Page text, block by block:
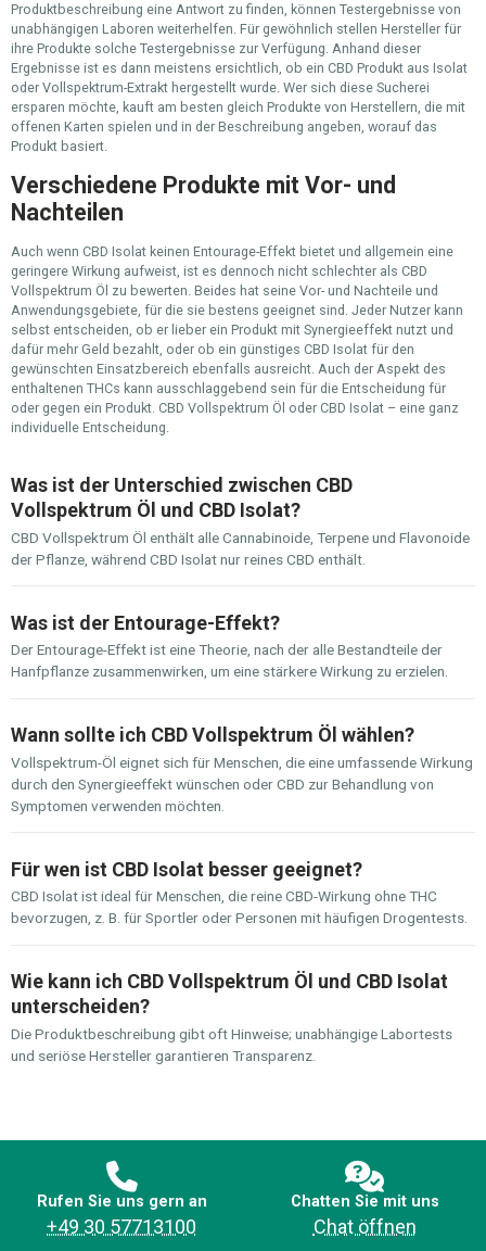
Produktbeschreibung eine Antwort zu finden, können Testergebnisse von
unabhängigen Laboren weiterhelfen. Für gewöhnlich stellen Hersteller für
ihre Produkte solche Testergebnisse zur Verfügung. Anhand dieser
Ergebnisse ist es dann meistens ersichtlich, ob ein CBD Produkt aus Isolat
oder Vollspektrum-Extrakt hergestellt wurde. Wer sich diese Sucherei
ersparen möchte, kauft am besten gleich Produkte von Herstellern, die mit
offenen Karten spielen und in der Beschreibung angeben, worauf das
Produkt basiert.
Verschiedene Produkte mit Vor- und
Nachteilen
Auch wenn CBD Isolat keinen Entourage-Effekt bietet und allgemein eine
geringere Wirkung aufweist, ist es dennoch nicht schlechter als CBD
Vollspektrum Öl zu bewerten. Beides hat seine Vor- und Nachteile und
Anwendungsgebiete, für die sie bestens geeignet sind. Jeder Nutzer kann
selbst entscheiden, ob er lieber ein Produkt mit Synergieeffekt nutzt und
dafür mehr Geld bezahlt, oder ob ein günstiges CBD Isolat für den
gewünschten Einsatzbereich ebenfalls ausreicht. Auch der Aspekt des
enthaltenen THCs kann ausschlaggebend sein für die Entscheidung für
oder gegen ein Produkt. CBD Vollspektrum Öl oder CBD Isolat – eine ganz
individuelle Entscheidung.
Was ist der Unterschied zwischen CBD
Vollspektrum Öl und CBD Isolat?
CBD Vollspektrum Öl enthält alle Cannabinoide, Terpene und Flavonoide
der Pflanze, während CBD Isolat nur reines CBD enthält.
Was ist der Entourage-Effekt?
Der Entourage-Effekt ist eine Theorie, nach der alle Bestandteile der
Hanfpflanze zusammenwirken, um eine stärkere Wirkung zu erzielen.
Wann sollte ich CBD Vollspektrum Öl wählen?
Vollspektrum-Öl eignet sich für Menschen, die eine umfassende Wirkung
durch den Synergieeffekt wünschen oder CBD zur Behandlung von
Symptomen verwenden möchten.
Für wen ist CBD Isolat besser geeignet?
CBD Isolat ist ideal für Menschen, die reine CBD-Wirkung ohne THC
bevorzugen, z. B. für Sportler oder Personen mit häufigen Drogentests.
Wie kann ich CBD Vollspektrum Öl und CBD Isolat
unterscheiden?
Die Produktbeschreibung gibt oft Hinweise; unabhängige Labortests
und seriöse Hersteller garantieren Transparenz.
Rufen Sie uns gern an
+49 30 57713100
Chatten Sie mit uns
Chat öffnen